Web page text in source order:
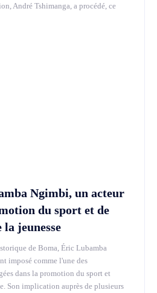
André Tshimanga, a procédé, ce
Ngimbi, un acteur
du sport et de
la jeunesse
de Boma, Éric Lubamba
imposé comme l'une des
dans la promotion du sport et
Son implication auprès de plusieurs